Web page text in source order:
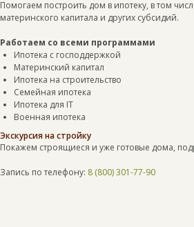
Помогаем построить дом в ипотеку, в том
материнского капитала и других субсидий.
Работаем со всеми программами
Ипотека с господдержкой
Материнский капитал
Ипотека на строительство
Семейная ипотека
Ипотека для IT
Военная ипотека
Экскурсия на стройку
Покажем строящиеся и уже готовые дома,
Запись по телефону: 8 (800) 301-77-90